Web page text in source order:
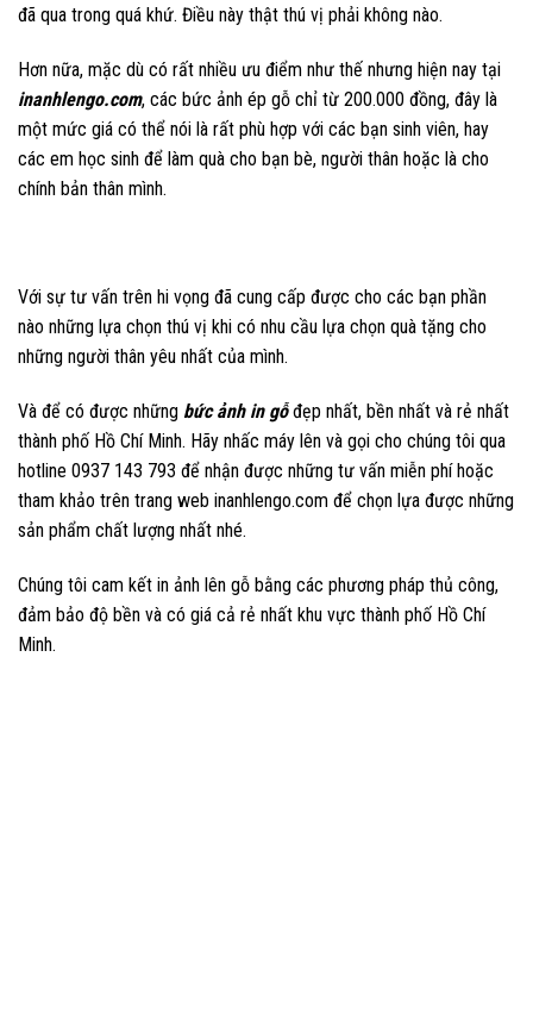
đã qua trong quá khứ. Điều này thật thú vị phải không nào.
Hơn nữa, mặc dù có rất nhiều ưu điểm như thế nhưng hiện nay tại
inanhlengo.com, các bức ảnh ép gỗ chỉ từ 200.000 đồng, đây là
một mức giá có thể nói là rất phù hợp với các bạn sinh viên, hay
các em học sinh để làm quà cho bạn bè, người thân hoặc là cho
chính bản thân mình.
Với sự tư vấn trên hi vọng đã cung cấp được cho các bạn phần
nào những lựa chọn thú vị khi có nhu cầu lựa chọn quà tặng cho
những người thân yêu nhất của mình.
Và để có được những bức ảnh in gỗđẹp nhất, bền nhất và rẻ nhất
thành phố Hồ Chí Minh. Hãy nhấc máy lên và gọi cho chúng tôi qua
hotline 0937 143 793 để nhận được những tư vấn miễn phí hoặc
tham khảo trên trang web inanhlengo.com để chọn lựa được những
sản phẩm chất lượng nhất nhé.
Chúng tôi cam kết in ảnh lên gỗ bằng các phương pháp thủ công,
đảm bảo độ bền và có giá cả rẻ nhất khu vực thành phố Hồ Chí
Minh.